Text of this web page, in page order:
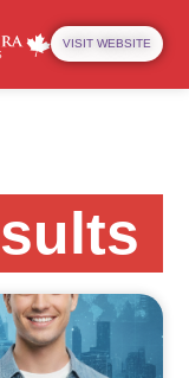
VISIT WEBSITE